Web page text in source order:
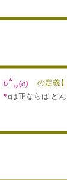
U*
+ε(a) の定義
*εは正ならば ど